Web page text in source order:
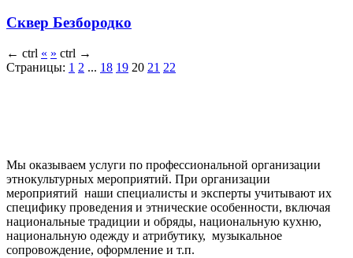
Сквер Безбородко
← ctrl « » ctrl →
Страницы: 1 2 ... 18 19 20 21 22
Мы оказываем услуги по профессиональной организации
этнокультурных мероприятий. При организации
мероприятий наши специалисты и эксперты учитывают их
специфику проведения и этнические особенности, включая
национальные традиции и обряды, национальную кухню,
национальную одежду и атрибутику, музыкальное
сопровождение, оформление и т.п.